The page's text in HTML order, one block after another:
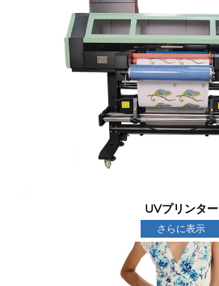
UVプリンター
さらに表示